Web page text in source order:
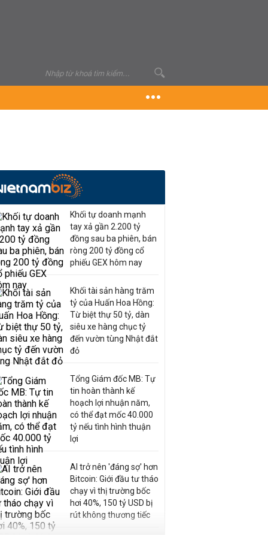
Khối tự doanh mạnh
tay xả gần 2.200 tỷ
đồng sau ba phiên, bán
ròng 200 tỷ đồng cổ
phiếu GEX hôm nay
Khối tài sản hàng trăm
tỷ của Huấn Hoa Hồng:
Từ biệt thự 50 tỷ, dàn
siêu xe hàng chục tỷ
đến vườn tùng Nhật đắt
đỏ
Tổng Giám đốc MB: Tự
tin hoàn thành kế
hoạch lợi nhuận năm,
có thể đạt mốc 40.000
tỷ nếu tình hình thuận
lợi
AI trở nên 'đáng sợ' hơn
Bitcoin: Giới đầu tư tháo
chạy vì thị trường bốc
hơi 40%, 150 tỷ USD bị
rút không thương tiếc